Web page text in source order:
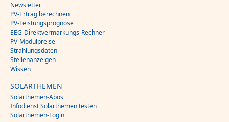
Newsletter
PV-Ertrag berechnen
PV-Leistungsprognose
EEG-Direktvermarkungs-Rechner
PV-Modulpreise
Strahlungsdaten
Stellenanzeigen
Wissen
SOLARTHEMEN
Solarthemen-Abos
Infodienst Solarthemen testen
Solarthemen-Login